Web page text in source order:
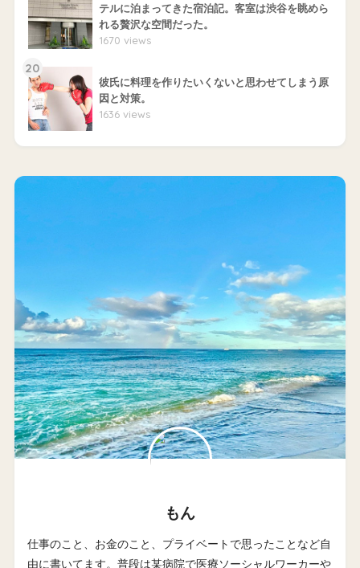
テルに泊まってきた宿泊記。客室は渋谷を眺めら
れる贅沢な空間だった。
1670 views
20
彼氏に料理を作りたいくないと思わせてしまう原
因と対策。
1636 views
もん
仕事のこと、お金のこと、プライベートで思ったことなど自
由に書いてます。普段は某病院で医療ソーシャルワーカーや